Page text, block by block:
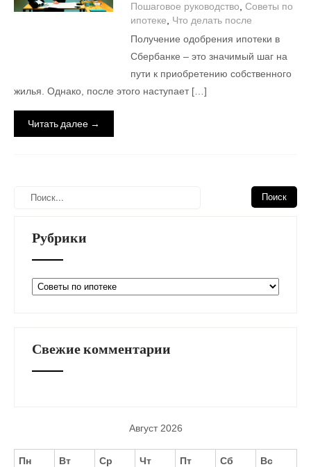
Пошаговое руководство Советы по
ипотеке
Что делать после
Получение одобрения ипотеки в
Сбербанке – это значимый шаг на
пути к приобретению собственного
жилья. Однако, после этого наступает […]
Читать далее →
Рубрики
Рубрики
Свежие комментарии
Август 2026
Пн Вт Ср Чт Пт Сб Вс